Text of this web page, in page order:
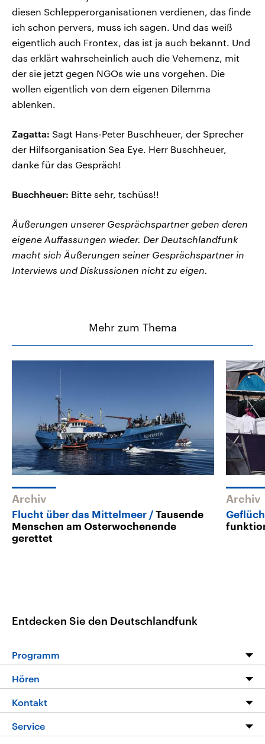
diesen Schlepperorganisationen verdienen, das finde
ich schon pervers, muss ich sagen. Und das weiß
eigentlich auch Frontex, das ist ja auch bekannt. Und
das erklärt wahrscheinlich auch die Vehemenz, mit
der sie jetzt gegen NGOs wie uns vorgehen. Die
wollen eigentlich von dem eigenen Dilemma
ablenken.
Zagatta: Sagt Hans-Peter Buschheuer, der Sprecher
der Hilfsorganisation Sea Eye. Herr Buschheuer,
danke für das Gespräch!
Buschheuer: Bitte sehr, tschüss!!
Äußerungen unserer Gesprächspartner geben deren
eigene Auffassungen wieder. Der Deutschlandfunk
macht sich Äußerungen seiner Gesprächspartner in
Interviews und Diskussionen nicht zu eigen.
Mehr zum Thema
Archiv
Flucht über das Mittelmeer
Tausende
Menschen am Osterwochenende
gerettet
Archiv
Entdecken Sie den Deutschlandfunk
Programm
Programm
Die Nachrichten
Nachrichtenleicht
Hören
Livestream
Podcasts
Kontakt
Hörerservice
Service